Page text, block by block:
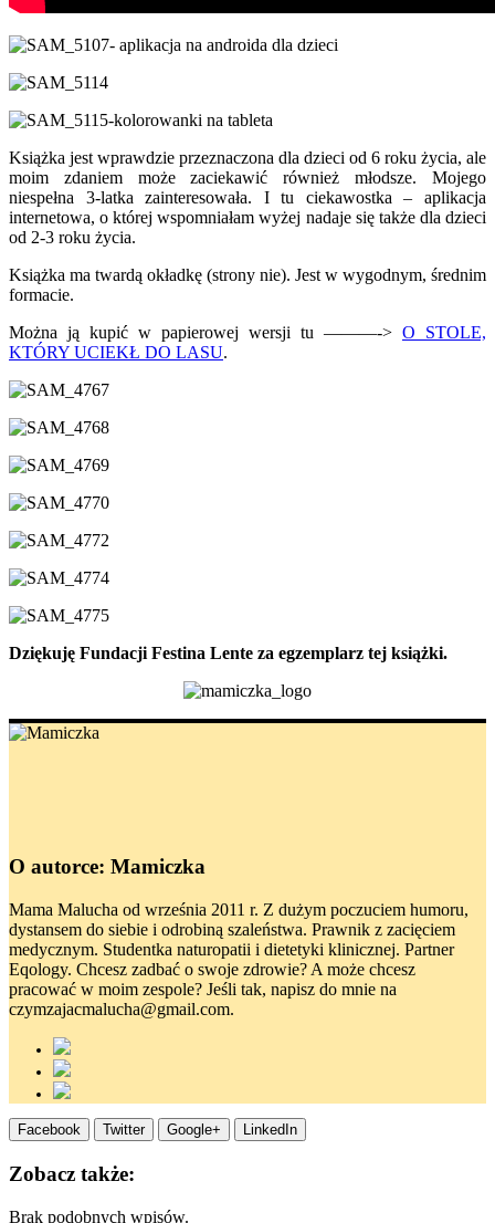
Książka jest wprawdzie przeznaczona dla dzieci od 6 roku życia, ale
moim zdaniem może zaciekawić również młodsze. Mojego
niespełna 3-latka zainteresowała. I tu ciekawostka – aplikacja
internetowa, o której wspomniałam wyżej nadaje się także dla dzieci
od 2-3 roku życia.
Książka ma twardą okładkę (strony nie). Jest w wygodnym, średnim
formacie.
Można ją kupić w papierowej wersji tu ———-> O STOLE,
KTÓRY UCIEKŁ DO LASU.
Dziękuję Fundacji Festina Lente za egzemplarz tej książki.
O autorce: Mamiczka
Mama Malucha od września 2011 r. Z dużym poczuciem humoru,
dystansem do siebie i odrobiną szaleństwa. Prawnik z zacięciem
medycznym. Studentka naturopatii i dietetyki klinicznej. Partner
Eqology. Chcesz zadbać o swoje zdrowie? A może chcesz
pracować w moim zespole? Jeśli tak, napisz do mnie na
czymzajacmalucha@gmail.com.
Facebook Twitter Google+ LinkedIn
Zobacz także:
Brak podobnych wpisów.